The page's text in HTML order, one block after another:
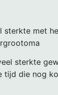
sterkte met
sterkte
tijd die nog